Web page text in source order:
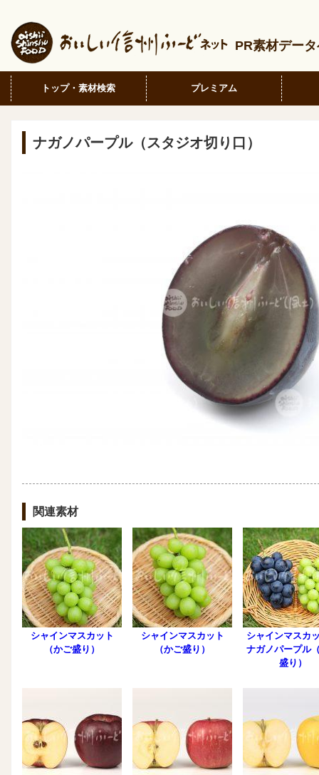
PR素材デー
トップ・素材検索 プレミアム
ナガノパープル（スタジオ切り口）
関連素材
シャインマスカット
（かご盛り）
シャインマスカット
（かご盛り）
シャインマスカ
ナガノパープル
盛り）